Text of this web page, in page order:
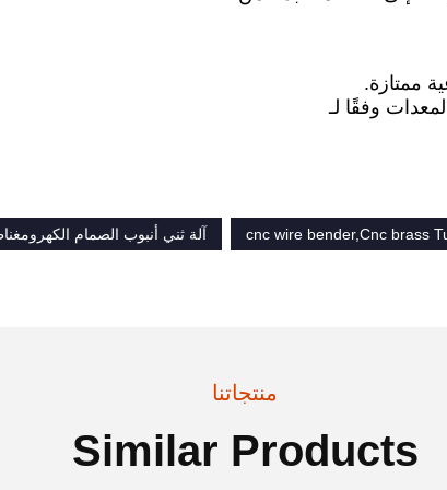
cnc wire bender,Cnc brass
آلة ثني أنبوب الصمام
منتجاتنا
Similar Products